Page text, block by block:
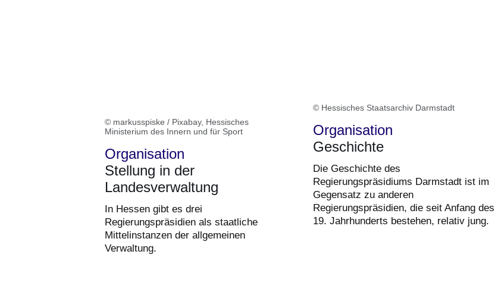
© markusspiske / Pixabay, Hessisches
Ministerium des Innern und für Sport
Organisation
Stellung in der
Landesverwaltung
In Hessen gibt es drei
Regierungspräsidien als staatliche
Mittelinstanzen der allgemeinen
Verwaltung.
© Hessisches Staatsarchiv Darmstadt
Organisation
Geschichte
Die Geschichte des
Regierungspräsidiums Darmstadt ist im
Gegensatz zu anderen
Regierungspräsidien, die seit Anfang des
19. Jahrhunderts bestehen, relativ jung.